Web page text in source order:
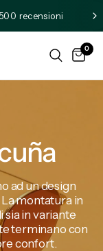
recensioni
0
ad un design
montatura in
sia in variante
terminano con
confort.